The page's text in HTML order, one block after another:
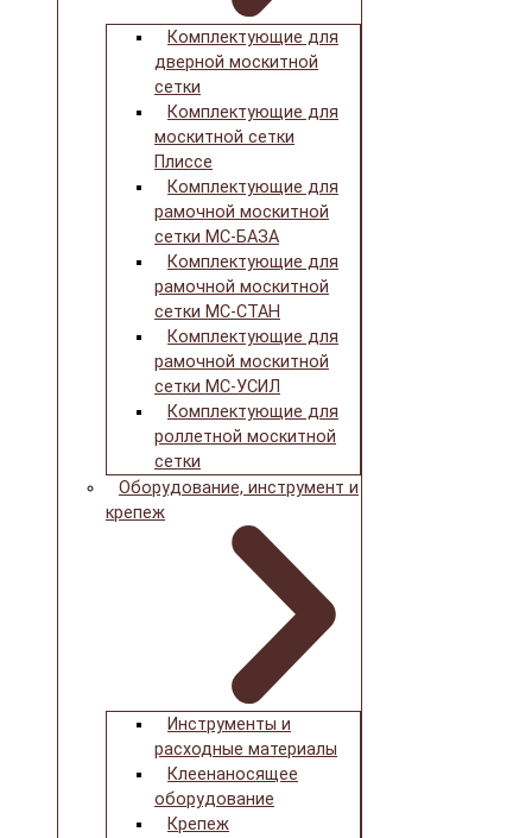
Комплектующие для
дверной москитной
сетки
Комплектующие для
москитной сетки
Плиссе
Комплектующие для
рамочной москитной
сетки МС-БАЗА
Комплектующие для
рамочной москитной
сетки МС-СТАН
Комплектующие для
рамочной москитной
сетки МС-УСИЛ
Комплектующие для
роллетной москитной
сетки
Оборудование, инструмент и
крепеж
Инструменты и
расходные материалы
Клеенаносящее
оборудование
Крепеж